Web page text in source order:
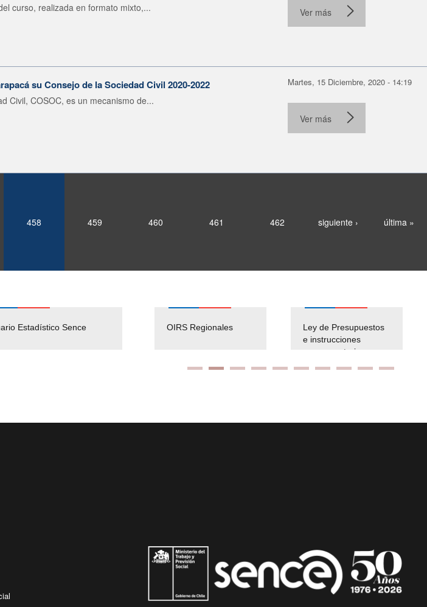
curso, realizada en formato mixto,... Ver más
su Consejo de la Sociedad Civil 2020-2022
Civil, COSOC, es un mecanismo de...
Martes, 15 Diciembre, 2020 - 14:19
Ver más
458 459 460 461 462 siguiente › última »
Estadístico Sence
Solicitud Audiencias y
OIRS Regionales
Ley de Presupuestos
e instrucciones
presuspuetarias